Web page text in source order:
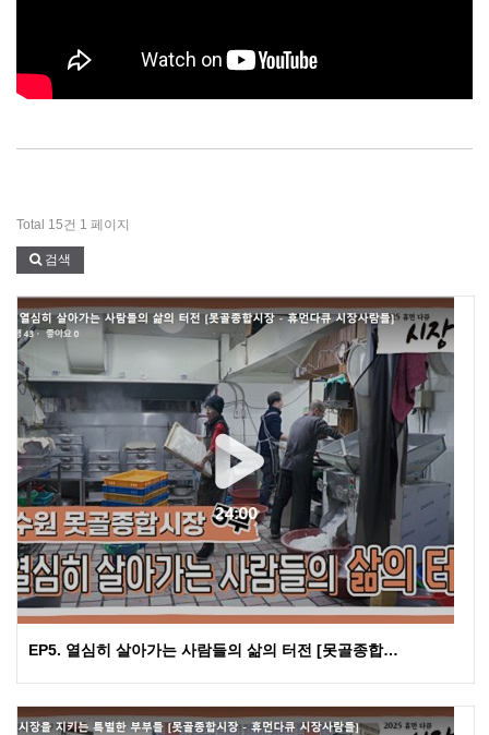
Total 15건 1 페이지
검색
EP5. 열심히 살아가는 사람들의 삶의 터전 [못골종합…